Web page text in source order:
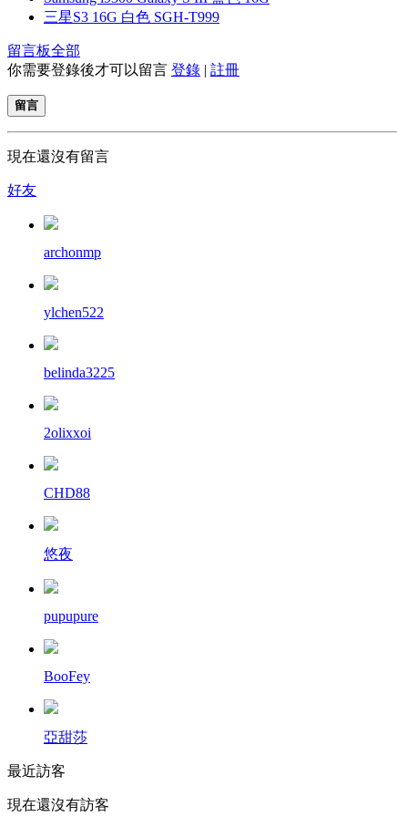
三星S3 16G 白色 SGH-T999
留言板全部
你需要登錄後才可以留言 登錄 | 註冊
留言
現在還沒有留言
好友
archonmp
ylchen522
belinda3225
2olixxoi
CHD88
悠夜
pupupure
BooFey
亞甜莎
最近訪客
現在還沒有訪客